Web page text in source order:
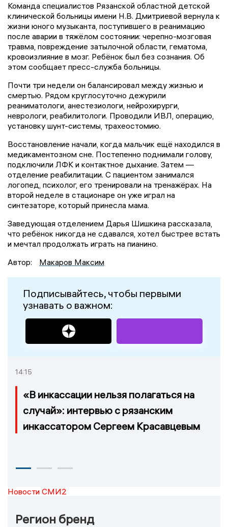
Команда специалистов Рязанской областной детской
клинической больницы имени Н.В. Дмитриевой вернула к
жизни юного музыканта, поступившего в реанимацию
после аварии в тяжёлом состоянии: черепно-мозговая
травма, повреждение затылочной области, гематома,
кровоизлияние в мозг. Ребёнок был без сознания. Об
этом сообщает пресс-служба больницы.
Почти три недели он балансировал между жизнью и
смертью. Рядом круглосуточно дежурили
реаниматологи, анестезиологи, нейрохирурги,
неврологи, реабилитологи. Проводили ИВЛ, операцию,
установку шунт-системы, трахеостомию.
Восстановление начали, когда мальчик ещё находился в
медикаментозном сне. Постепенно поднимали голову,
подключили ЛФК и контактное дыхание. Затем —
отделение реабилитации. С пациентом занимался
логопед, психолог, его тренировали на тренажёрах. На
второй неделе в стационаре он уже играл на
синтезаторе, который принесла мама.
Заведующая отделением Дарья Шишкина рассказала,
что ребёнок никогда не сдавался, хотел быстрее встать
и мечтал продолжать играть на пианино.
Автор:
Макаров Максим
Подписывайтесь, чтобы первыми
узнавать о важном:
14:15
«В инкассации нельзя полагаться на
случай»: интервью с рязанским
инкассатором Сергеем Красавцевым
Новости СМИ2
Регион бренд